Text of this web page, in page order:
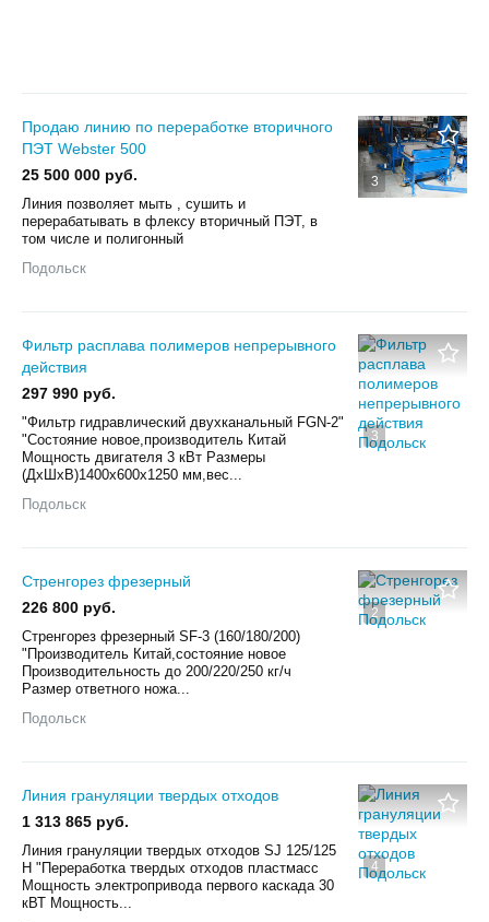
3
Продаю линию по переработке вторичного
ПЭТ Webster 500
25 500 000 руб.
Линия позволяет мыть , сушить и
перерабатывать в флексу вторичный ПЭТ, в
том числе и полигонный
Подольск
3
Фильтр расплава полимеров непрерывного
действия
297 990 руб.
"Фильтр гидравлический двухканальный FGN-2"
"Состояние новое,производитель Китай
Мощность двигателя 3 кВт Размеры
(ДхШхВ)1400x600x1250 мм,вес...
Подольск
2
Стренгорез фрезерный
226 800 руб.
Стренгорез фрезерный SF-3 (160/180/200)
"Производитель Китай,состояние новое
Производительность до 200/220/250 кг/ч
Размер ответного ножа...
Подольск
4
Линия грануляции твердых отходов
1 313 865 руб.
Линия грануляции твердых отходов SJ 125/125
H "Переработка твердых отходов пластмасс
Мощность электропривода первого каскада 30
кВТ Мощность...